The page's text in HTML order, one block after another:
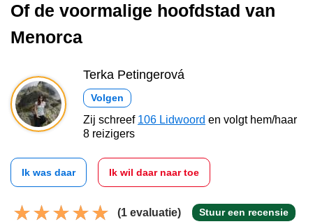
Of de voormalige hoofdstad van
Menorca
Terka Petingerová
Volgen
Zij schreef 106 Lidwoord en volgt hem/haar
8 reizigers
Ik was daar Ik wil daar naar toe
(1 evaluatie) Stuur een recensie